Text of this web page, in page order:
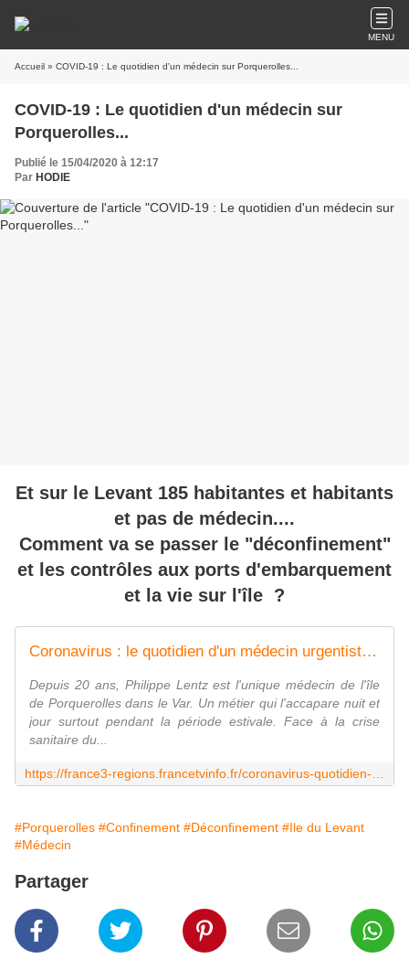
MENU
Accueil » COVID-19 : Le quotidien d'un médecin sur Porquerolles...
COVID-19 : Le quotidien d'un médecin sur
Porquerolles...
Publié le 15/04/2020 à 12:17
Par HODIE
Et sur le Levant 185 habitantes et habitants
et pas de médecin....
Comment va se passer le "déconfinement"
et les contrôles aux ports d'embarquement
et la vie sur l'île ?
Coronavirus : le quotidien d'un médecin urgentiste sur l'île de Porquerolles
Depuis 20 ans, Philippe Lentz est l'unique médecin de l'île
de Porquerolles dans le Var. Un métier qui l'accapare nuit et
jour surtout pendant la période estivale. Face à la crise
sanitaire du...
#Porquerolles #Confinement #Déconfinement #Ile du Levant
#Médecin
Partager